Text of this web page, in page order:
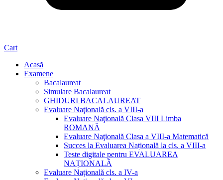
Cart
Acasă
Examene
Bacalaureat
Simulare Bacalaureat
GHIDURI BACALAUREAT
Evaluare Naţională cls. a VIII-a
Evaluare Naţională Clasa VIII Limba
ROMANĂ
Evaluare Naţională Clasa a VIII-a Matematică
Succes la Evaluarea Națională la cls. a VIII-a
Teste digitale pentru EVALUAREA
NAȚIONALĂ
Evaluare Naţională cls. a IV-a